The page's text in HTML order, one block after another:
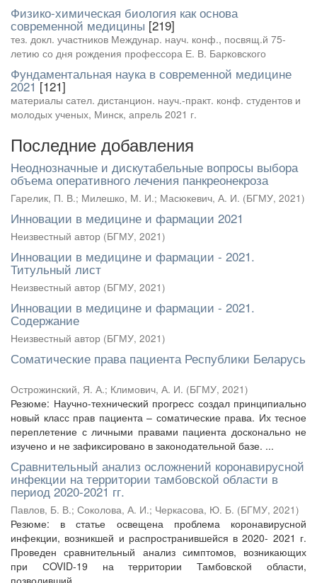
Физико-химическая биология как основа
современной медицины [219]
тез. докл. участников Междунар. науч. конф., посвящ.й 75-
летию со дня рождения профессора Е. В. Барковского
Фундаментальная наука в современной медицине
2021 [121]
материалы сател. дистанцион. науч.-практ. конф. студентов и
молодых ученых, Минск, апрель 2021 г.
Последние добавления
Неоднозначные и дискутабельные вопросы выбора
объема оперативного лечения панкреонекроза
Гарелик, П. В.; Милешко, М. И.; Масюкевич, А. И. (БГМУ, 2021)
Инновации в медицине и фармации 2021
Неизвестный автор (БГМУ, 2021)
Инновации в медицине и фармации - 2021.
Титульный лист
Неизвестный автор (БГМУ, 2021)
Инновации в медицине и фармации - 2021.
Содержание
Неизвестный автор (БГМУ, 2021)
Соматические права пациента Республики Беларусь
Острожинский, Я. А.; Климович, А. И. (БГМУ, 2021)
Резюме: Научно-технический прогресс создал принципиально
новый класс прав пациента – соматические права. Их тесное
переплетение с личными правами пациента досконально не
изучено и не зафиксировано в законодательной базе. ...
Сравнительный анализ осложнений коронавирусной
инфекции на территории тамбовской области в
период 2020-2021 гг.
Павлов, Б. В.; Соколова, А. И.; Черкасова, Ю. Б. (БГМУ, 2021)
Резюме: в статье освещена проблема коронавирусной
инфекции, возникшей и распространившейся в 2020- 2021 г.
Проведен сравнительный анализ симптомов, возникающих
при СOVID-19 на территории Тамбовской области,
позволивший ...